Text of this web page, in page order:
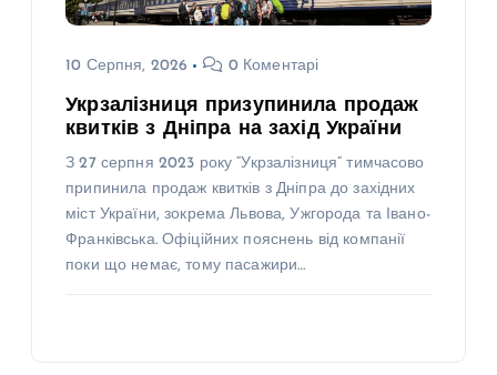
10 Серпня, 2026 0 Коментарі
Укрзалізниця призупинила продаж
квитків з Дніпра на захід України
З 27 серпня 2023 року “Укрзалізниця” тимчасово
припинила продаж квитків з Дніпра до західних
міст України, зокрема Львова, Ужгорода та Івано-
Франківська. Офіційних пояснень від компанії
поки що немає, тому пасажири…